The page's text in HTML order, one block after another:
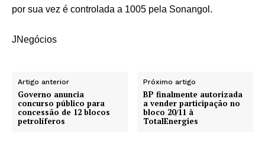
por sua vez é controlada a 1005 pela Sonangol.
JNegócios
Artigo anterior
Governo anuncia
concurso público para
concessão de 12 blocos
petrolíferos
Próximo artigo
BP finalmente autorizada
a vender participação no
bloco 20/11 à
TotalEnergies